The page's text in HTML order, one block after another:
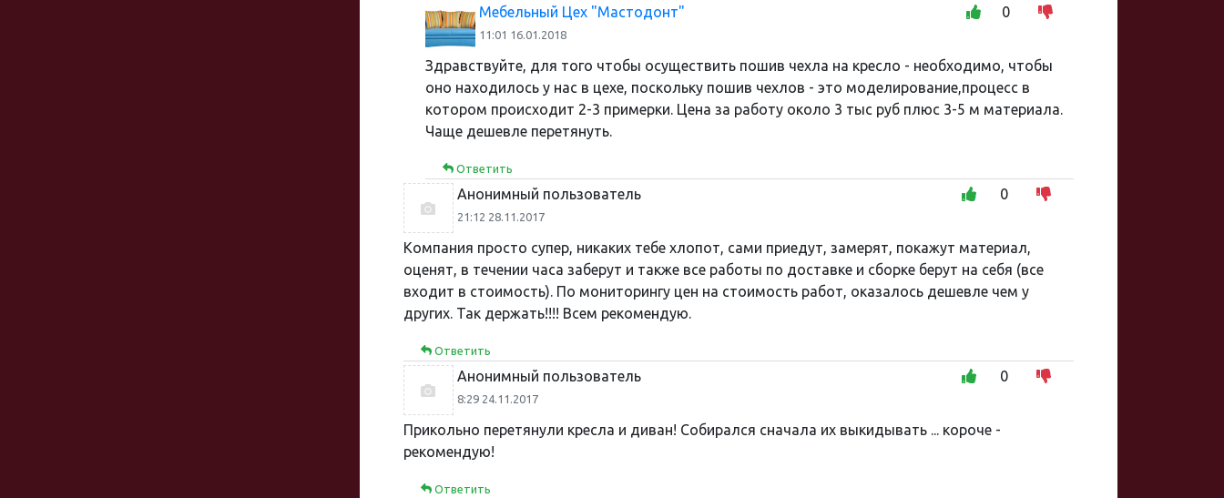
Мебельный Цех "Мастодонт"
11:01 16.01.2018
0
Здравствуйте, для того чтобы осуществить пошив чехла на кресло - необходимо, чтобы
оно находилось у нас в цехе, поскольку пошив чехлов - это моделирование,процесс в
котором происходит 2-3 примерки. Цена за работу около 3 тыс руб плюс 3-5 м материала.
Чаще дешевле перетянуть.
Ответить
Анонимный пользователь
21:12 28.11.2017
0
Компания просто супер, никаких тебе хлопот, сами приедут, замерят, покажут материал,
оценят, в течении часа заберут и также все работы по доставке и сборке берут на себя (все
входит в стоимость). По мониторингу цен на стоимость работ, оказалось дешевле чем у
других. Так держать!!!! Всем рекомендую.
Ответить
Анонимный пользователь
8:29 24.11.2017
0
Прикольно перетянули кресла и диван! Собирался сначала их выкидывать ... короче -
рекомендую!
Ответить